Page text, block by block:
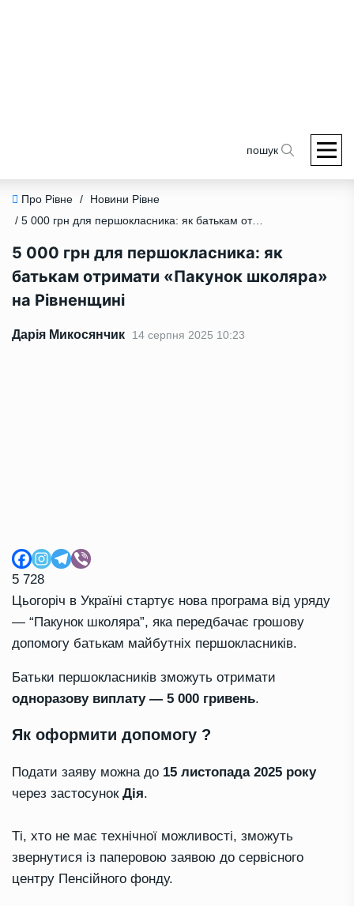
пошук
Про Рівне /
Новини Рівне
/ 5 000 грн для першокласника: як батькам отримати «Пакунок школяра» на Рівненщині
5 000 грн для першокласника: як
батькам отримати «Пакунок школяра»
на Рівненщині
Дарія Микосянчик 14 серпня 2025 10:23
5 728
Цьогоріч в Україні стартує нова програма від уряду
— “Пакунок школяра”, яка передбачає грошову
допомогу батькам майбутніх першокласників.
Батьки першокласників зможуть отримати
одноразову виплату — 5 000 гривень.
Як оформити допомогу ?
Подати заяву можна до 15 листопада 2025 року
через застосунок Дія.
Ті, хто не має технічної можливості, зможуть
звернутися із паперовою заявою до сервісного
центру Пенсійного фонду.